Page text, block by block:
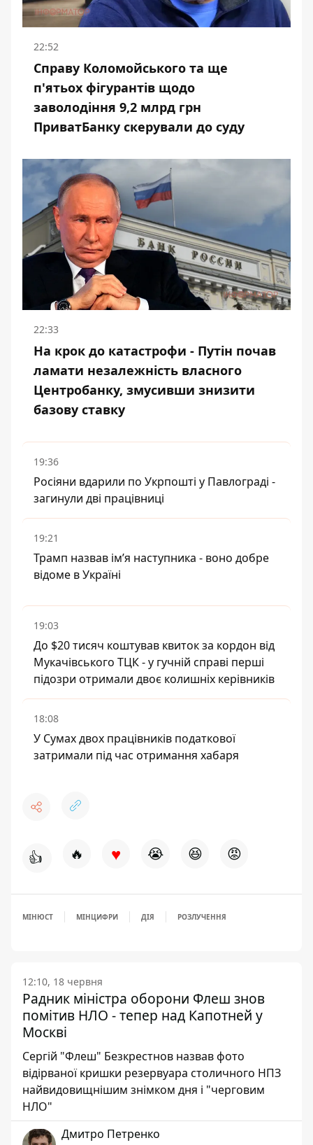
22:52
Справу Коломойського та ще
п'ятьох фігурантів щодо
заволодіння 9,2 млрд грн
ПриватБанку скерували до суду
22:33
На крок до катастрофи - Путін почав
ламати незалежність власного
Центробанку, змусивши знизити
базову ставку
19:36
Росіяни вдарили по Укрпошті у Павлограді -
загинули дві працівниці
19:21
Трамп назвав імʼя наступника - воно добре
відоме в Україні
19:03
До $20 тисяч коштував квиток за кордон від
Мукачівського ТЦК - у гучній справі перші
підозри отримали двоє колишніх керівників
18:08
У Сумах двох працівників податкової
затримали під час отримання хабаря
👍 🔥 ♥ 😭 😆 😡
МІНЮСТ МІНЦИФРИ ДІЯ РОЗЛУЧЕННЯ
12:10, 18 червня
Радник міністра оборони Флеш знов
помітив НЛО - тепер над Капотней у
Москві
Сергій "Флеш" Безкрестнов назвав фото
відірваної кришки резервуара столичного НПЗ
найвидовищнішим знімком дня і "черговим
НЛО"
Дмитро Петренко